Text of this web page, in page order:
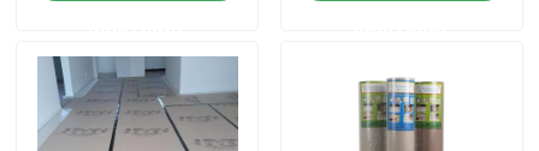
Προσωρινός ρόλος προστασίας πατωμάτων
Προστασία πατωμάτων εγγράφου της Kraft